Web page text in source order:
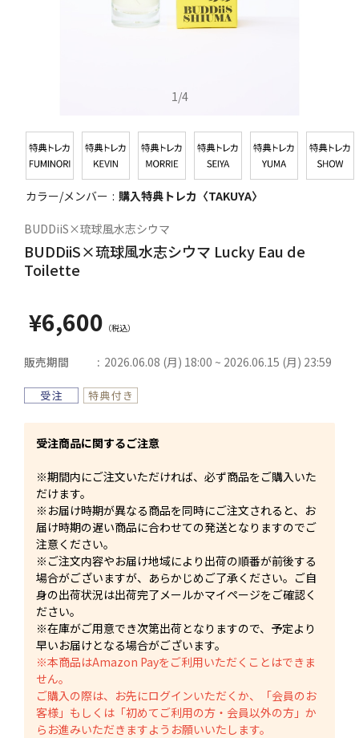
1/4
カラー/メンバー 購入特典トレカ〈TAKUYA〉
BUDDiiS×琉球風水志シウマ
BUDDiiS×琉球風水志シウマ Lucky Eau de
Toilette
¥6,600
販売期間 2026.06.08 (月) 18:00 ~ 2026.06.15 (月) 23:59
受注商品に関するご注意
※期間内にご注文いただければ、必ず商品をご購入いた
だけます。
※お届け時期が異なる商品を同時にご注文されると、お
届け時期の遅い商品に合わせての発送となりますのでご
注意ください。
※ご注文内容やお届け地域により出荷の順番が前後する
場合がございますが、あらかじめご了承ください。ご自
身の出荷状況は出荷完了メールかマイページをご確認く
ださい。
※在庫がご用意でき次第出荷となりますので、予定より
早いお届けとなる場合がございます。
※本商品はAmazon Payをご利用いただくことはできま
せん。
ご購入の際は、お先にログインいただくか、「会員のお
客様」もしくは「初めてご利用の方・会員以外の方」か
らお進みいただきますようお願いいたします。